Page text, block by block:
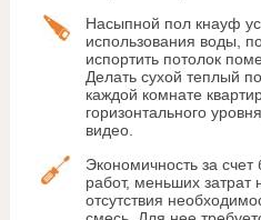
Насыпной пол кнауф
использования воды,
испортить потолок
Делать сухой теплый
каждой комнате
горизонтального
видео.
Экономичность за
работ, меньших затрат
отсутствия